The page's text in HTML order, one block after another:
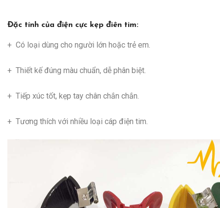
Đặc tính của điện cực kẹp điên tim:
+ Có loại dùng cho người lớn hoặc trẻ em.
+ Thiết kế đúng màu chuẩn, dễ phân biệt.
+ Tiếp xúc tốt, kẹp tay chân chắn chắn.
+ Tương thích với nhiều loại cáp điện tim.